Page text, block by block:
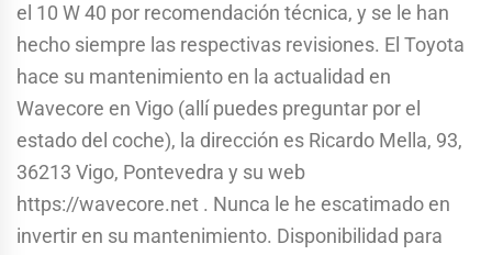
el 10 W 40 por recomendación técnica, y se le han
hecho siempre las respectivas revisiones. El Toyota
hace su mantenimiento en la actualidad en
Wavecore en Vigo (allí puedes preguntar por el
estado del coche), la dirección es Ricardo Mella, 93,
36213 Vigo, Pontevedra y su web
https://wavecore.net . Nunca le he escatimado en
invertir en su mantenimiento. Disponibilidad para